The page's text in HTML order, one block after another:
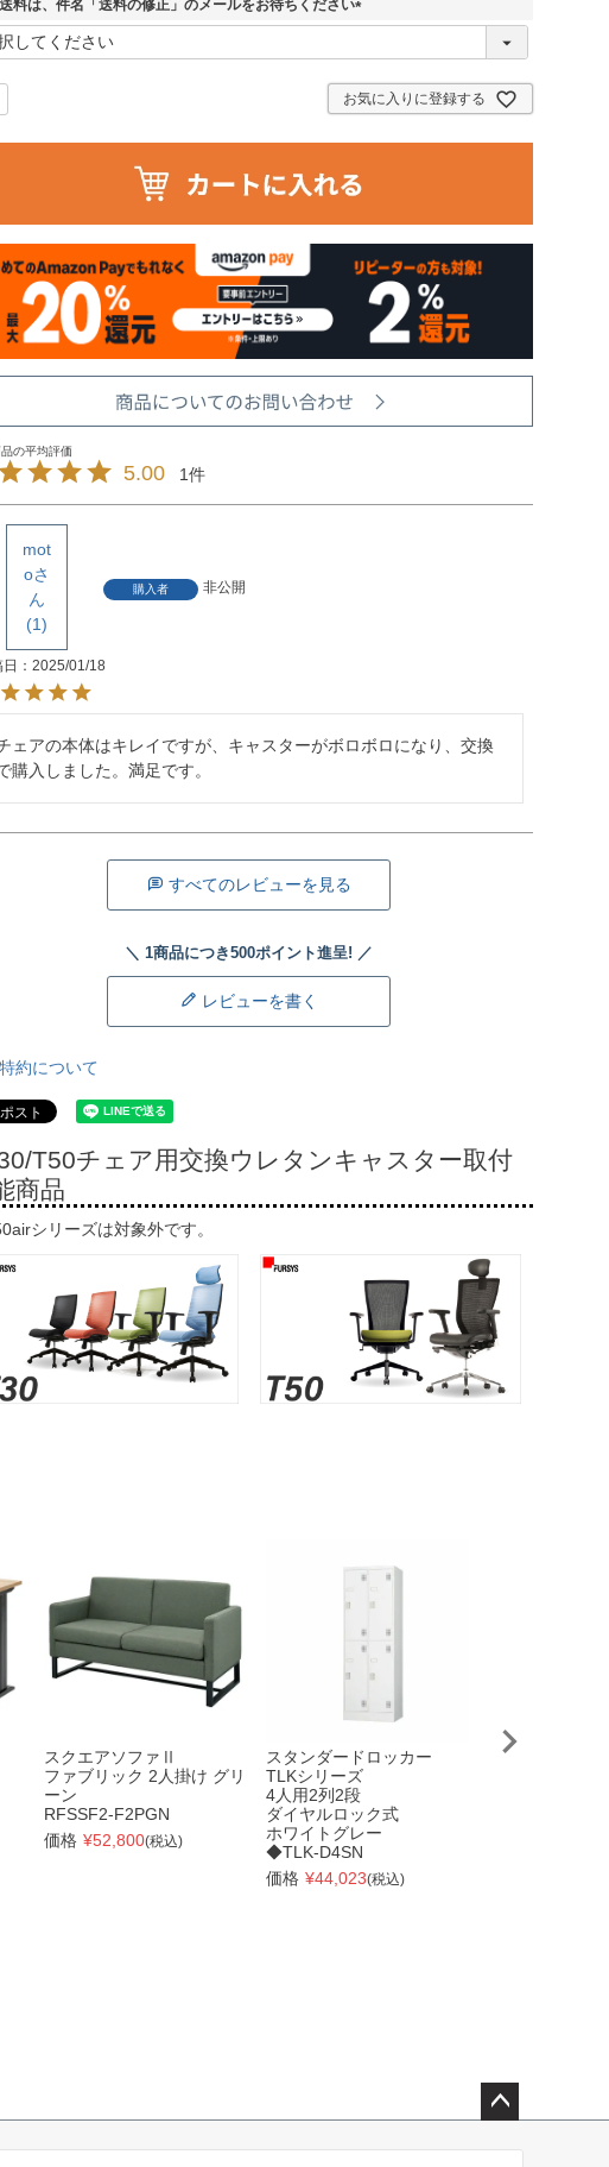
料は、件名「送料の修正」のメールをお待ちください
(
)
お気に入りに登録する
5.00 1
mot
o
1
購入者 非公開
2025/01/18
ェアの本体はキレイですが、キャスターがボロボロになり、交換
購入しました。満足です。
すべてのレビューを見る
レビューを書く
約について
T50チェア用交換ウレタンキャスター取付
商品
シリーズは対象外です。
スクエアソファⅡ
ファブリック 2人掛け グリ
ーン
RFSSF2-F2PGN
価格 ¥52,800(税込)
スタンダードロッカー
TLKシリーズ
4人用2列2段
ダイヤルロック式
ホワイトグレー
◆TLK-D4SN
価格 ¥44,023(税込)
【個人宅配送